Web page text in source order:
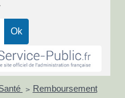
> Remboursement